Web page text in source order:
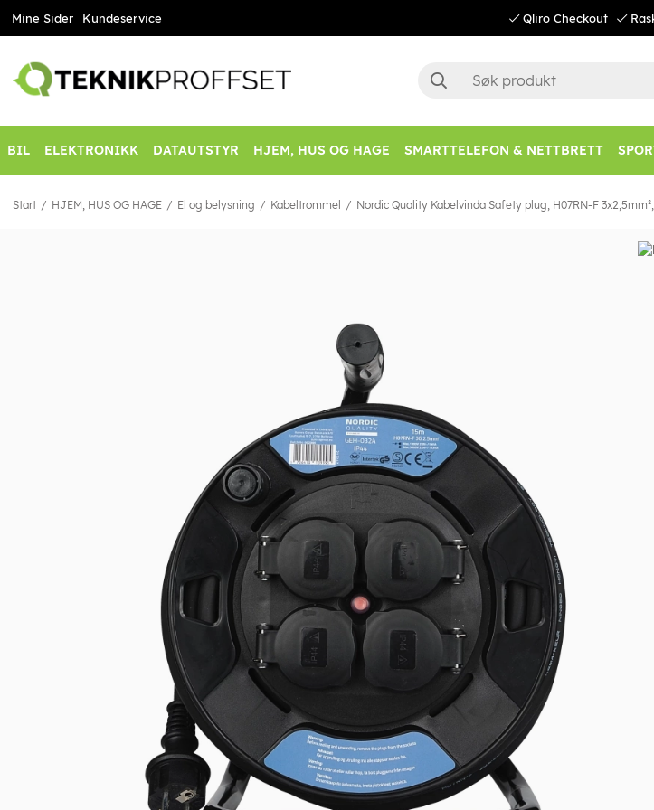
Mine Sider Kundeservice Qliro Checkout
BIL ELEKTRONIKK DATAUTSTYR HJEM, HUS OG HAGE SMARTTELEFON & NETTBRETT
Start HJEM, HUS OG HAGE El og belysning Kabeltrommel Nordic Quality Kabelvinda Safety plug, H07RN-F